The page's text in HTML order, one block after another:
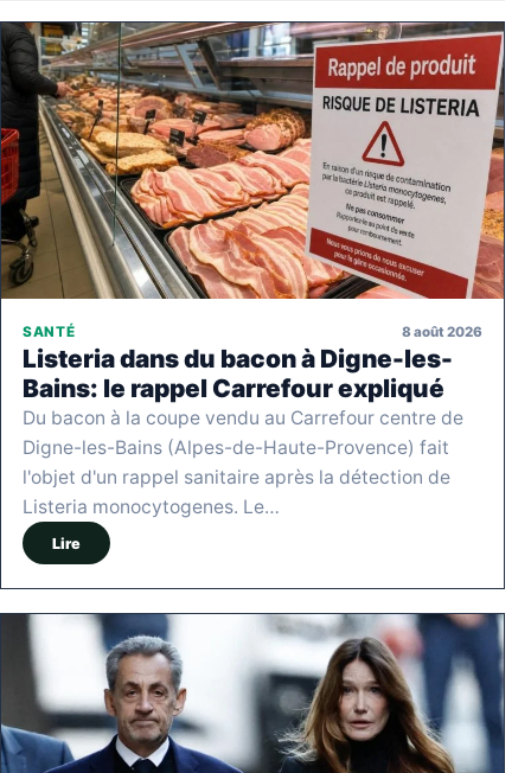
SANTÉ 8 août 2026
Listeria dans du bacon à Digne-les-
Bains: le rappel Carrefour expliqué
Du bacon à la coupe vendu au Carrefour centre de
Digne-les-Bains (Alpes-de-Haute-Provence) fait
l'objet d'un rappel sanitaire après la détection de
Listeria monocytogenes. Le…
Lire